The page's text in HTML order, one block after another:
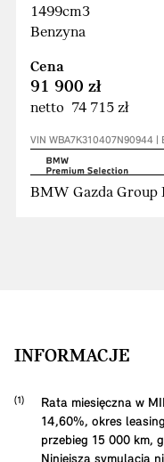
1499cm3
Benzyna
Cena
91 900 zł
netto 74 715 zł
VIN WBA7K310407N90944 |
BMW Gazda Group
INFORMACJE
Rata miesięczna w
14,60%, okres
przebieg 15 000 km,